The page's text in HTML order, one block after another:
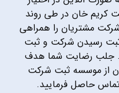
کریم خان در طی روند
مشتریان را همراهی
ثبت رسیدن شرکت و ثبت
جلب رضایت شما هدف
از موسسه ثبت شرکت